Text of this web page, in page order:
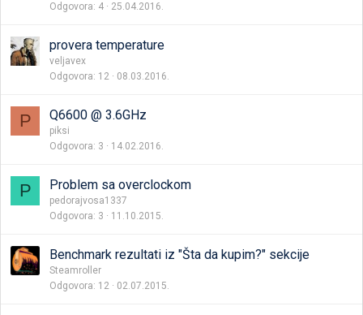
Odgovora 4 25.04.2016.
provera temperature
veljavex
Odgovora 12 08.03.2016.
P Q6600 @ 3.6GHz
piksi
Odgovora 3 14.02.2016.
P Problem sa overclockom
pedorajvosa1337
Odgovora 3 11.10.2015.
Benchmark rezultati iz "Šta da kupim?" sekcije
Steamroller
Odgovora 12 02.07.2015.